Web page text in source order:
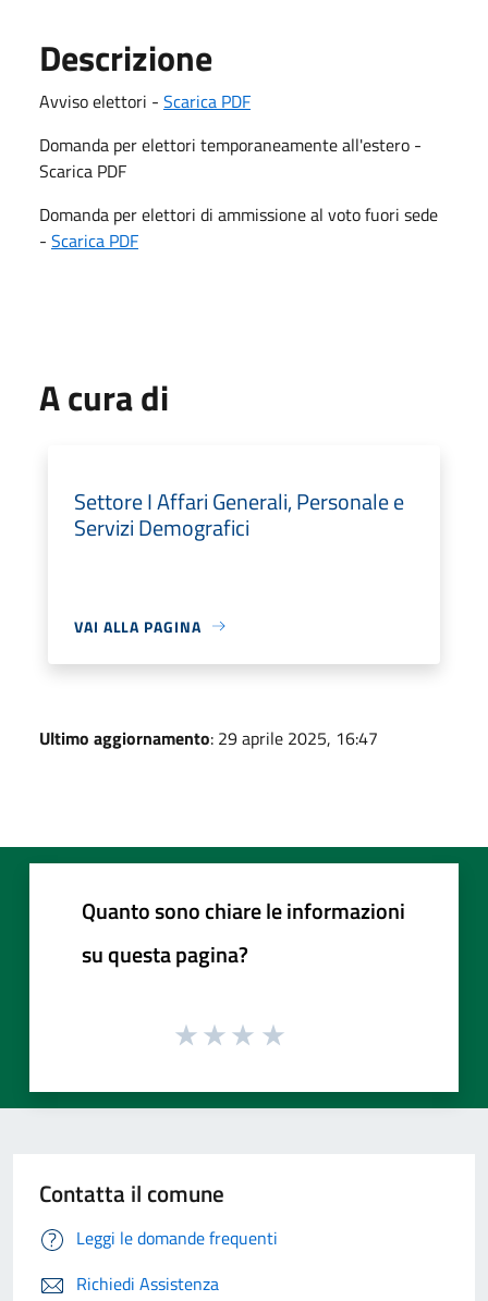
Descrizione
Avviso elettori - Scarica PDF
Domanda per elettori temporaneamente all'estero -
Scarica PDF
Domanda per elettori di ammissione al voto fuori sede
- Scarica PDF
A cura di
Settore I Affari Generali, Personale e
Servizi Demografici
VAI ALLA PAGINA
Ultimo aggiornamento: 29 aprile 2025, 16:47
Quanto sono chiare le informazioni
su questa pagina?
Contatta il comune
Leggi le domande frequenti
Richiedi Assistenza